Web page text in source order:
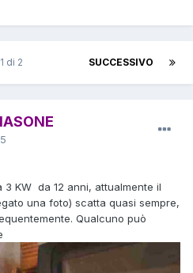
SUCCESSIVO
di 2
KW da 12 anni, attualmente il
una foto) scatta quasi sempre,
Qualcuno può